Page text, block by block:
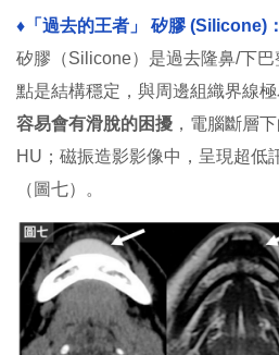
♦︎「過去的王者」 矽膠 (Silicone)：
矽膠（Silicone）是過去隆鼻/下
點是結構穩定，與周邊組織界線
容易會有滑脫的困擾 ，電腦斷層
HU；磁振造影影像中，呈現超低
（圖七）。